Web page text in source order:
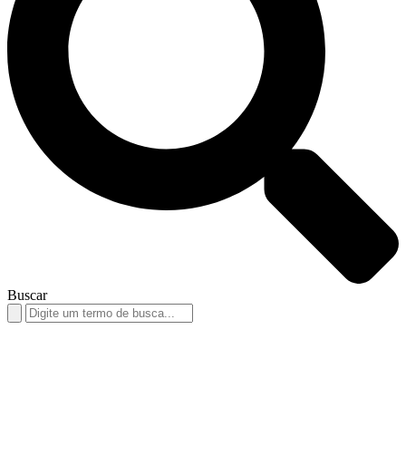
Buscar
Search
for: